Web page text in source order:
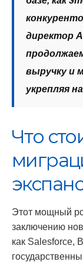
директор
выручку и
укрепляя
Что
Этот мощный
заключению
как Salesforce,